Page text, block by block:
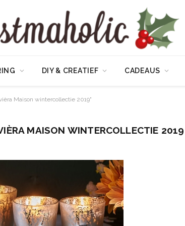
DIY & CREATIEF CADEAUS
Maison wintercollectie 2019"
MAISON WINTERCOLLECTIE 2019